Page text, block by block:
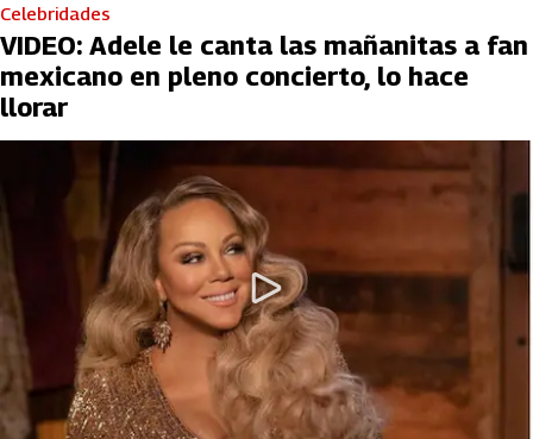
Celebridades
VIDEO: Adele le canta las mañanitas a fan
mexicano en pleno concierto, lo hace
llorar